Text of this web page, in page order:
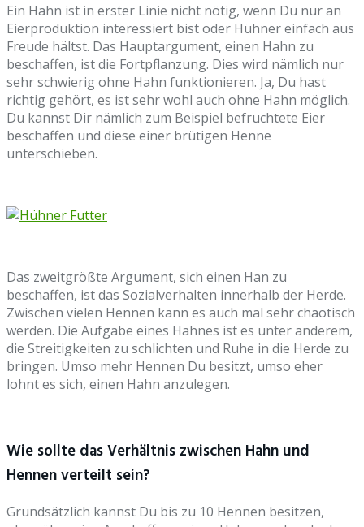
Ein Hahn ist in erster Linie nicht nötig, wenn Du nur an
Eierproduktion interessiert bist oder Hühner einfach aus
Freude hältst. Das Hauptargument, einen Hahn zu
beschaffen, ist die Fortpflanzung. Dies wird nämlich nur
sehr schwierig ohne Hahn funktionieren. Ja, Du hast
richtig gehört, es ist sehr wohl auch ohne Hahn möglich.
Du kannst Dir nämlich zum Beispiel befruchtete Eier
beschaffen und diese einer brütigen Henne
unterschieben.
Das zweitgrößte Argument, sich einen Han zu
beschaffen, ist das Sozialverhalten innerhalb der Herde.
Zwischen vielen Hennen kann es auch mal sehr chaotisch
werden. Die Aufgabe eines Hahnes ist es unter anderem,
die Streitigkeiten zu schlichten und Ruhe in die Herde zu
bringen. Umso mehr Hennen Du besitzt, umso eher
lohnt es sich, einen Hahn anzulegen.
Wie sollte das Verhältnis zwischen Hahn und
Hennen verteilt sein?
Grundsätzlich kannst Du bis zu 10 Hennen besitzen,